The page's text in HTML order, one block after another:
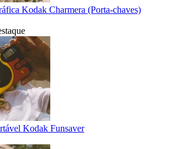
Kodak Charmera (Porta-chaves)
Kodak Funsaver